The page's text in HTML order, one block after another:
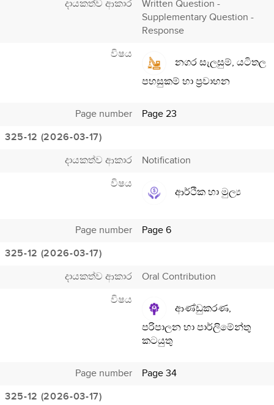
දායකත්ව ආකාර
Written Question -
Supplementary Question -
Response
විෂය
නගර සැලසුම්, යටිතල
පහසුකම් හා ප්‍රවාහන
Page number
Page 23
325-12 (2026-03-17)
දායකත්ව ආකාර
Notification
විෂය
ආර්ථික හා මුල්‍ය
Page number
Page 6
325-12 (2026-03-17)
දායකත්ව ආකාර
Oral Contribution
විෂය
ආණ්ඩුකරණ,
පරිපාලන හා පාර්ලිමේන්තු
කටයුතු
Page number
Page 34
325-12 (2026-03-17)